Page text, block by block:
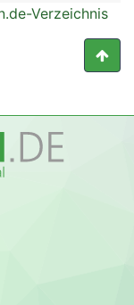
Verzeichnis